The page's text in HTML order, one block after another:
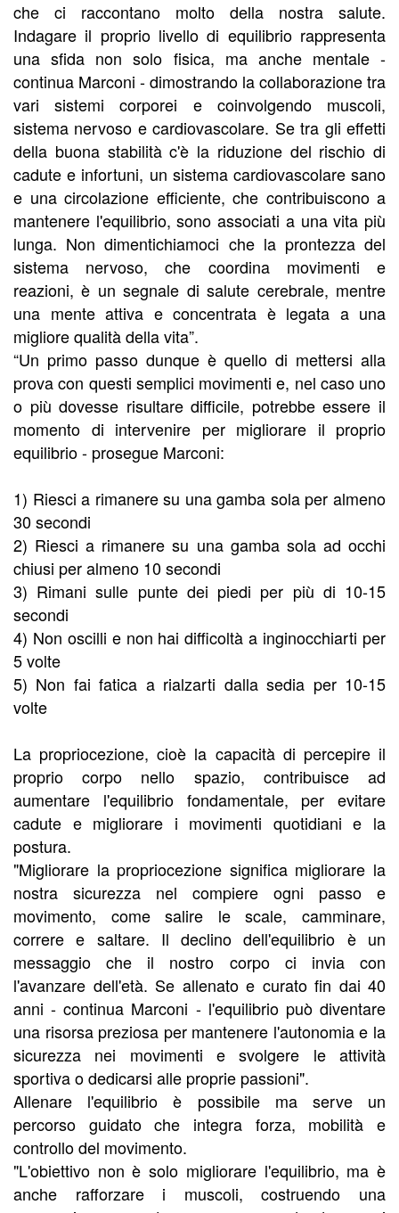
che ci raccontano molto della nostra salute.
Indagare il proprio livello di equilibrio rappresenta
una sfida non solo fisica, ma anche mentale -
continua Marconi - dimostrando la collaborazione tra
vari sistemi corporei e coinvolgendo muscoli,
sistema nervoso e cardiovascolare. Se tra gli effetti
della buona stabilità c'è la riduzione del rischio di
cadute e infortuni, un sistema cardiovascolare sano
e una circolazione efficiente, che contribuiscono a
mantenere l'equilibrio, sono associati a una vita più
lunga. Non dimentichiamoci che la prontezza del
sistema nervoso, che coordina movimenti e
reazioni, è un segnale di salute cerebrale, mentre
una mente attiva e concentrata è legata a una
migliore qualità della vita”.
“Un primo passo dunque è quello di mettersi alla
prova con questi semplici movimenti e, nel caso uno
o più dovesse risultare difficile, potrebbe essere il
momento di intervenire per migliorare il proprio
equilibrio - prosegue Marconi:
1) Riesci a rimanere su una gamba sola per almeno
30 secondi
2) Riesci a rimanere su una gamba sola ad occhi
chiusi per almeno 10 secondi
3) Rimani sulle punte dei piedi per più di 10-15
secondi
4) Non oscilli e non hai difficoltà a inginocchiarti per
5 volte
5) Non fai fatica a rialzarti dalla sedia per 10-15
volte
La propriocezione, cioè la capacità di percepire il
proprio corpo nello spazio, contribuisce ad
aumentare l'equilibrio fondamentale, per evitare
cadute e migliorare i movimenti quotidiani e la
postura.
"Migliorare la propriocezione significa migliorare la
nostra sicurezza nel compiere ogni passo e
movimento, come salire le scale, camminare,
correre e saltare. Il declino dell'equilibrio è un
messaggio che il nostro corpo ci invia con
l'avanzare dell'età. Se allenato e curato fin dai 40
anni - continua Marconi - l'equilibrio può diventare
una risorsa preziosa per mantenere l'autonomia e la
sicurezza nei movimenti e svolgere le attività
sportiva o dedicarsi alle proprie passioni".
Allenare l'equilibrio è possibile ma serve un
percorso guidato che integra forza, mobilità e
controllo del movimento.
"L'obiettivo non è solo migliorare l'equilibrio, ma è
anche rafforzare i muscoli, costruendo una